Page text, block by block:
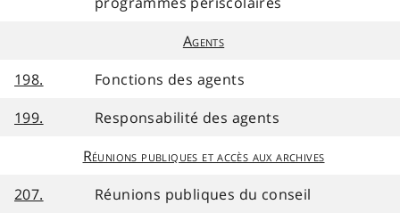
Agents
198.
Fonctions des agents
199.
Responsabilité des agents
Réunions publiques et accès aux archives
207.
Réunions publiques du conseil